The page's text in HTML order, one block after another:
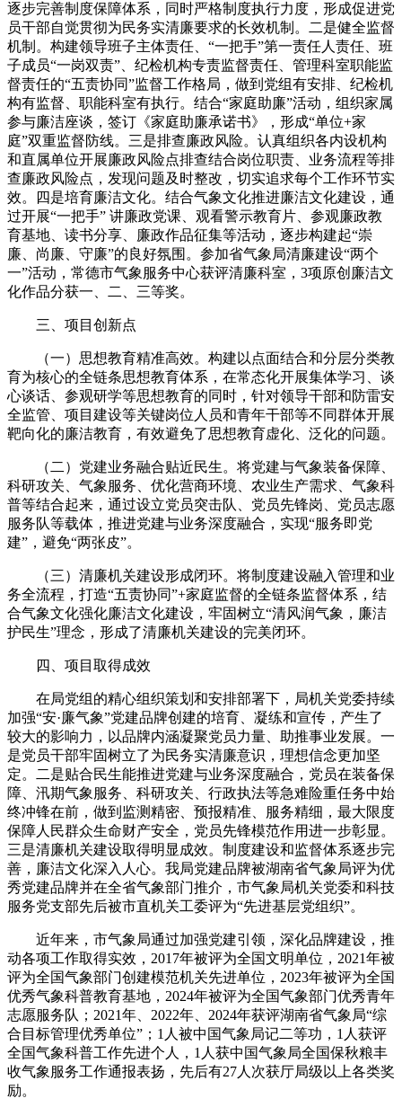
逐步完善制度保障体系，同时严格制度执行力度，形成促进党
员干部自觉贯彻为民务实清廉要求的长效机制。二是健全监督
机制。 构建领导班子主体责任、“一把手”第一责任人责任、班
子成员“一岗双责”、纪检机构专责监督责任、管理科室职能监
督责任的“五责协同”监督工作格局，做到党组有安排、纪检机
构有监督、职能科室有执行。结合“家庭助廉”活动，组织家属
参与廉洁座谈，签订《家庭助廉承诺书》，形成“单位+家
庭”双重监督防线。三是排查廉政风险。认真组织各内设机构
和直属单位开展廉政风险点排查结合岗位职责、业务流程等排
查廉政风险点，发现问题及时整改，切实追求每个工作环节实
效。四是培育廉洁文化。结合气象文化推进廉洁文化建设，通
过开展“一把手” 讲廉政党课、观看警示教育片、参观廉政教
育基地、读书分享、廉政作品征集等活动， 逐步构建起“崇
廉、尚廉、守廉”的良好氛围。 参加省气象局清廉建设“两个
一”活动，常德市气象服务中心获评清廉科室，3项原创廉洁文
化作品分获一、二、三等奖。
三、项目创新点
（一）思想教育精准高效。 构建以点面结合和分层分类教
育为核心的全链条思想教育体系，在常态化开展集体学习、谈
心谈话、参观研学等思想教育的同时，针对领导干部和防雷安
全监管、项目建设等关键岗位人员和青年干部等不同群体开展
靶向化的廉洁教育，有效避免了思想教育虚化、泛化的问题。
（二）党建业务融合贴近民生。 将党建与气象装备保障、
科研攻关、气象服务、优化营商环境、农业生产需求、气象科
普等结合起来，通过设立党员突击队、党员先锋岗、党员志愿
服务队等载体，推进党建与业务深度融合，实现“服务即党
建”，避免“两张皮”。
（三）清廉机关建设形成闭环。 将制度建设融入管理和业
务全流程，打造“五责协同”+家庭监督的全链条监督体系，结
合气象文化强化廉洁文化建设，牢固树立“清风润气象，廉洁
护民生”理念，形成了清廉机关建设的完美闭环。
四、项目取得成效
在局党组的精心组织策划和安排部署下，局机关党委持续
加强“安·廉气象”党建品牌创建的培育、凝练和宣传 ，产生了
较大的影响力 ， 以品牌内涵凝聚党员力量、助推事业发展。一
是党员干部牢固树立了为民务实清廉意识，理想信念更加坚
定。二是贴合民生能推进党建与业务深度融合，党员在装备保
障、汛期气象服务、科研攻关、行政执法等急难险重任务中始
终冲锋在前，做到监测精密、预报精准、服务精细，最大限度
保障人民群众生命财产安全，党员先锋模范作用进一步彰显。
三是清廉机关建设取得明显成效。制度建设和监督体系逐步完
善，廉洁文化深入人心。我局党建品牌被湖南省气象局评为优
秀党建品牌并在全省气象部门推介，市气象局机关党委和科技
服务党支部先后被市直机关工委评为“先进基层党组织”。
近年来，市气象局通过加强党建引领，深化品牌建设，推
动各项工作取得实效，2017年被评为全国文明单位，2021年被
评为全国气象部门创建模范机关先进单位，2023年被评为全国
优秀气象科普教育基地，2024年被评为全国气象部门优秀青年
志愿服务队；2021年、2022年、2024年获评湖南省气象局“综
合目标管理优秀单位”；1人被中国气象局记二等功，1人获评
全国气象科普工作先进个人，1人获中国气象局全国保秋粮丰
收气象服务工作通报表扬，先后有27人次获厅局级以上各类奖
励。